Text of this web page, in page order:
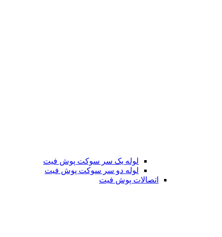
لوله یک سر سوکت پوش فیت
لوله دو سر سوکت پوش فیت
اتصالات پوش فیت